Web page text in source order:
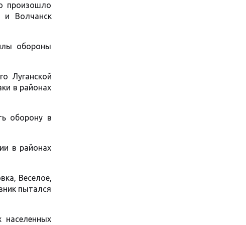
произошло
и Волчанск
обороны
Луганской
в районах
оборону в
в районах
Веселое,
пытался